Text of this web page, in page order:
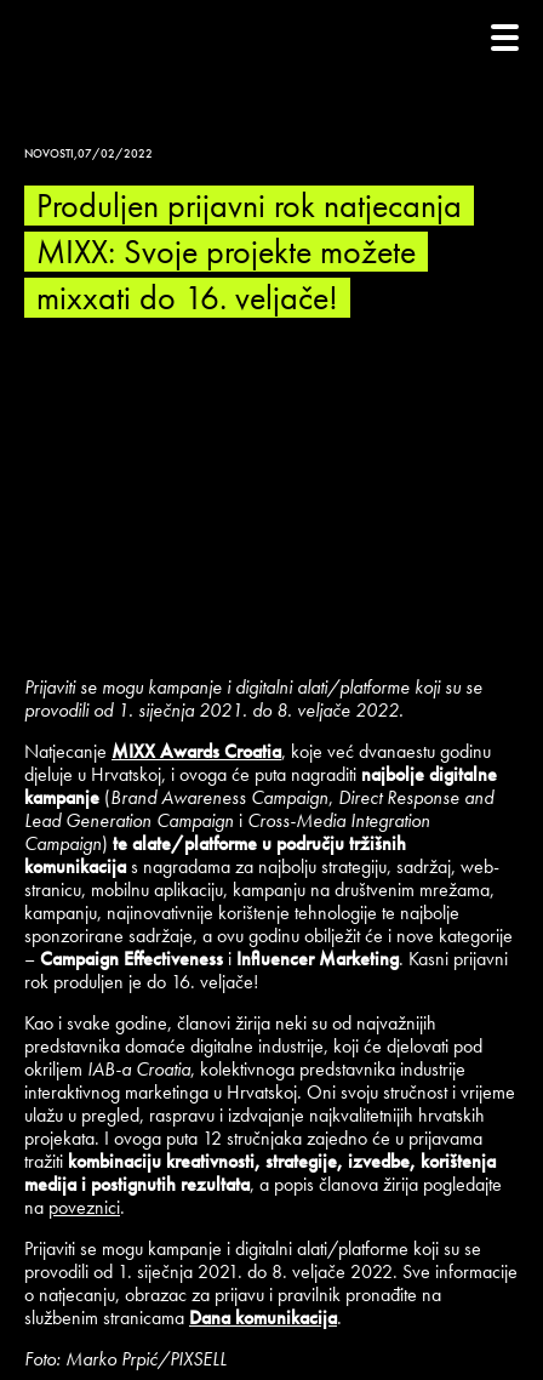
NOVOSTI,07/02/2022
Produljen prijavni rok natjecanja
MIXX: Svoje projekte možete
mixxati do 16. veljače!
Prijaviti se mogu kampanje i digitalni alati/platforme koji su se
provodili od 1. siječnja 2021. do 8. veljače 2022.
Natjecanje MIXX Awards Croatia, koje već dvanaestu godinu
djeluje u Hrvatskoj, i ovoga će puta nagraditi najbolje digitalne
kampanje (Brand Awareness Campaign, Direct Response and
Lead Generation Campaign i Cross-Media Integration
Campaign) te alate/platforme u području tržišnih
komunikacijas nagradama za najbolju strategiju, sadržaj, web-
stranicu, mobilnu aplikaciju, kampanju na društvenim mrežama,
kampanju, najinovativnije korištenje tehnologije te najbolje
sponzorirane sadržaje, a ovu godinu obilježit će i nove kategorije
–Campaign Effectiveness i Influencer Marketing. Kasni prijavni
rok produljen je do 16. veljače!
Kao i svake godine, članovi žirija neki su od najvažnijih
predstavnika domaće digitalne industrije, koji će djelovati pod
okriljem IAB-a Croatia, kolektivnoga predstavnika industrije
interaktivnog marketinga u Hrvatskoj. Oni svoju stručnost i vrijeme
ulažu u pregled, raspravu i izdvajanje najkvalitetnijih hrvatskih
projekata. I ovoga puta 12 stručnjaka zajedno će u prijavama
tražiti kombinaciju kreativnosti, strategije, izvedbe, korištenja
medija i postignutih rezultata, a popis članova žirija pogledajte
na poveznici.
Prijaviti se mogu kampanje i digitalni alati/platforme koji su se
provodili od 1. siječnja 2021. do 8. veljače 2022. Sve informacije
o natjecanju, obrazac za prijavu i pravilnik pronađite na
službenim stranicama Dana komunikacija.
Foto: Marko Prpić/PIXSELL